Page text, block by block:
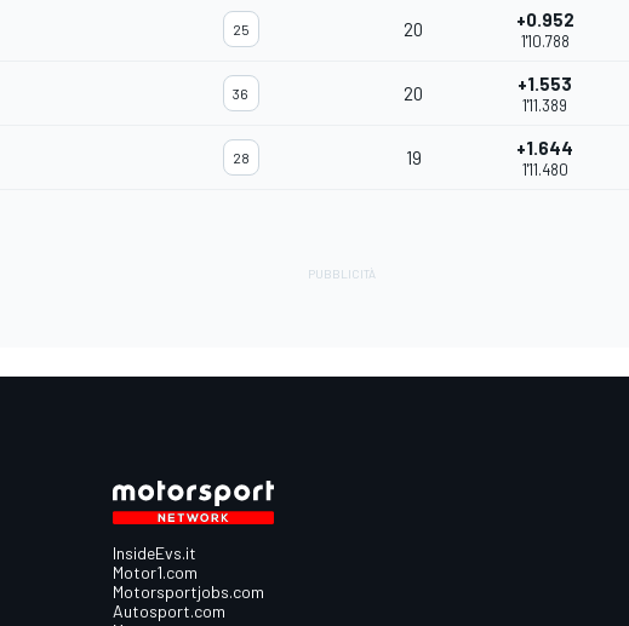
25 20 +0.952
1'10.788
36 20 +1.553
1'11.389
28 19 +1.644
1'11.480
InsideEvs.it
Motor1.com
Motorsportjobs.com
Autosport.com